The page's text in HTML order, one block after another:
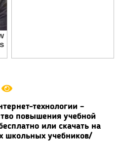
технологии –
повышения учебной
или скачать на
школьных учебников/